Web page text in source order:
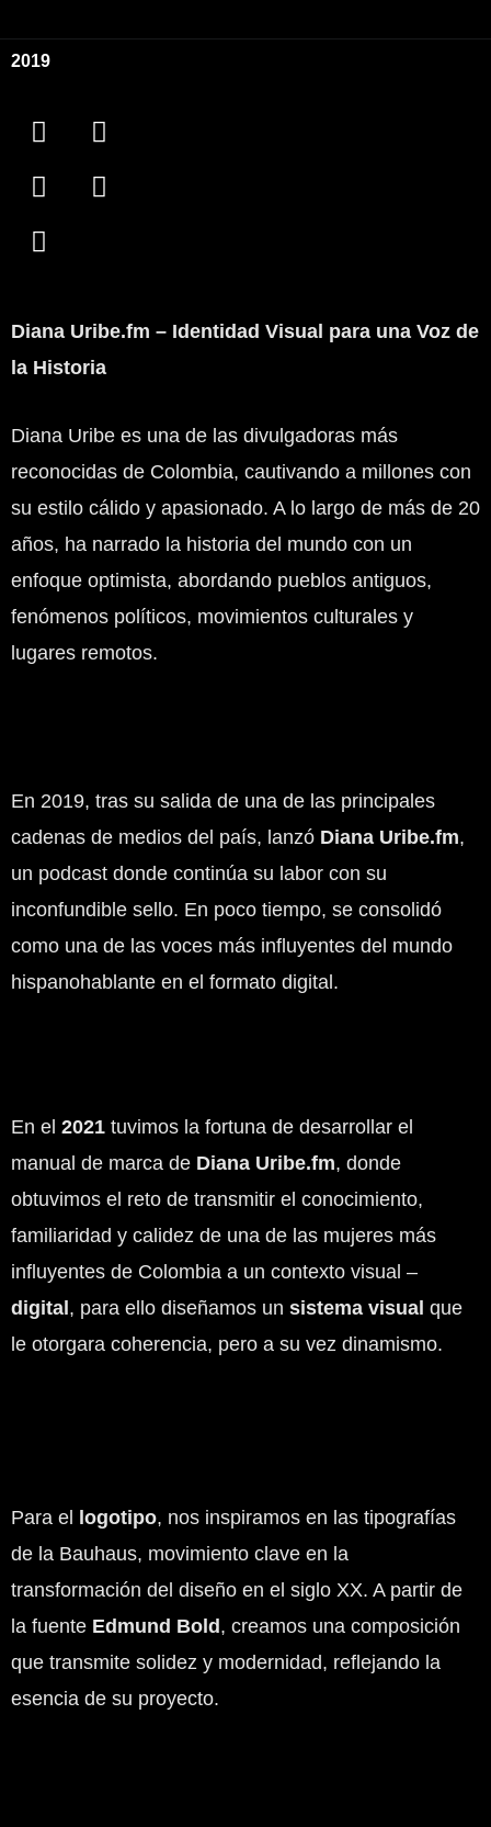
2019
S
p
o
t
i
f
Y
o
u
t
P
a
t
r
e
o
I
n
s
t
m
F
a
c
e
b
o
Diana Uribe.fm – Identidad Visual para una Voz de
la Historia
Diana Uribe es una de las divulgadoras más
reconocidas de Colombia, cautivando a millones con
su estilo cálido y apasionado. A lo largo de más de 20
años, ha narrado la historia del mundo con un
enfoque optimista, abordando pueblos antiguos,
fenómenos políticos, movimientos culturales y
lugares remotos.
En 2019, tras su salida de una de las principales
cadenas de medios del país, lanzó Diana Uribe.fm,
un podcast donde continúa su labor con su
inconfundible sello. En poco tiempo, se consolidó
como una de las voces más influyentes del mundo
hispanohablante en el formato digital.
En el 2021 tuvimos la fortuna de desarrollar el
manual de marca de Diana Uribe.fm, donde
obtuvimos el reto de transmitir el conocimiento,
familiaridad y calidez de una de las mujeres más
influyentes de Colombia a un contexto visual –
digital , para ello diseñamos un sistema visual que
le otorgara coherencia, pero a su vez dinamismo.
Para el logotipo, nos inspiramos en las tipografías
de la Bauhaus, movimiento clave en la
transformación del diseño en el siglo XX. A partir de
la fuente Edmund Bold , creamos una composición
que transmite solidez y modernidad, reflejando la
esencia de su proyecto.